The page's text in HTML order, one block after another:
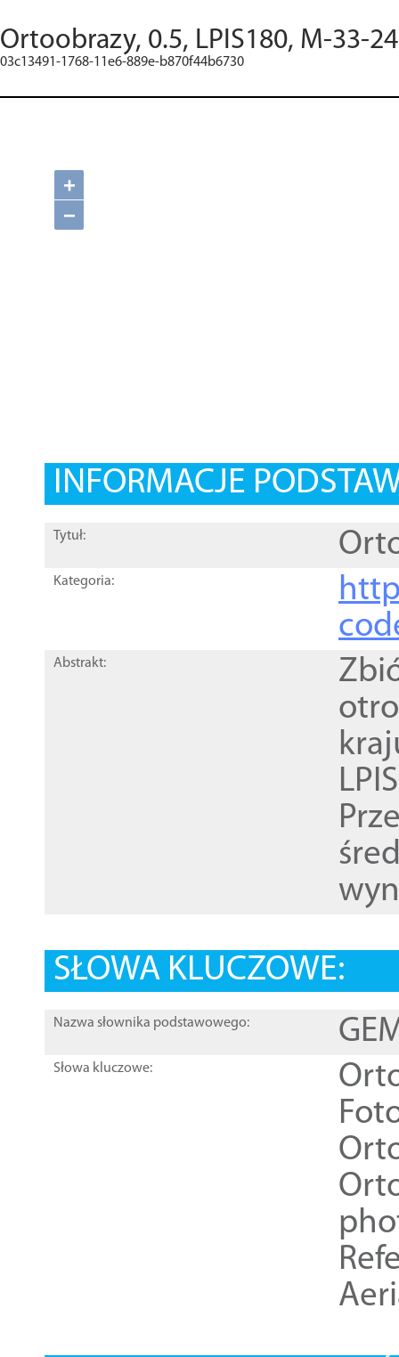
Ortoobrazy, 0.5, LPIS180, M-33-
03c13491-1768-11e6-889e-b870f44b6730
+
−
INFORMACJE
Tytuł:
Kategoria:
Abstrakt:
SŁOWA KLUCZOWE:
Nazwa słownika podstawowego:
Słowa kluczowe: